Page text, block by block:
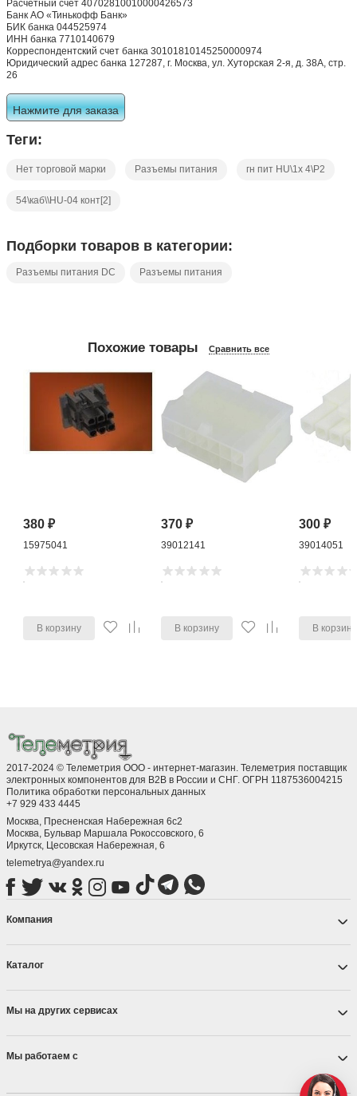
Расчетный счет 40702810010000426573
Банк АО «Тинькофф Банк»
БИК банка 044525974
ИНН банка 7710140679
Корреспондентский счет банка 30101810145250000974
Юридический адрес банка 127287, г. Москва, ул. Хуторская 2-я, д. 38А, стр.
26
Нажмите для заказа
Теги:
Нет торговой марки Разъемы питания гн пит HU\1x 4\P2
54\каб\\HU-04 конт[2]
Подборки товаров в категории:
Разъемы питания DC Разъемы питания
Похожие товары Сравнить все
380₽
15975041
В корзину
370₽
39012141
В корзину
300₽
39014051
В корзину
2017-2024 © Телеметрия ООО - интернет-магазин. Телеметрия поставщик
электронных компонентов для B2B в России и СНГ. ОГРН 1187536004215
Политика обработки персональных данных
+7 929 433 4445
Москва, Пресненская Набережная 6с2
Москва, ​Бульвар Маршала Рокоссовского, 6
Иркутск, ​Цесовская Набережная, 6
telemetrya@yandex.ru
Компания
Каталог
Мы на других сервисах
Мы работаем с